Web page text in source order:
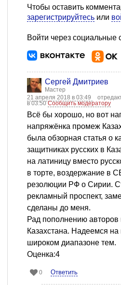
Чтобы оставить
зарегистрируйтесь или
Войти через социальные
Сергей Дмитриев
Мастер
21 апреля 2018 в 03:49
в 03:50Сообщить модератору
Всё бы хорошо, но вот
напряжёнка промеж
была обзорная статья о
защитниках русских в
на латиницу вместо
в торте, воздержание в
резолюции РФ о Сирии.
рекламный проспект,
сделаны до меня.
Рад пополнению авторов
Казахстана. Надеемся
широком диапазоне тем.
Оценка:4
0 Ответить